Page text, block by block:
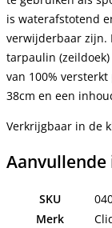
is waterafstotend
verwijderbaar zijn.
tarpaulin
van 100%
38cm en een
Verkrijgbaar in de
SKU
Merk